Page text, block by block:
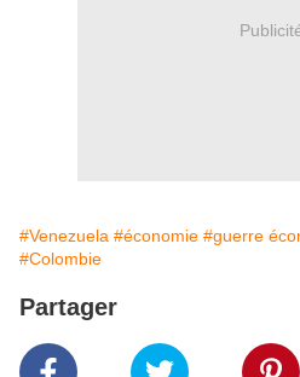
#Venezuela #économie #guerre
#Colombie
Partager